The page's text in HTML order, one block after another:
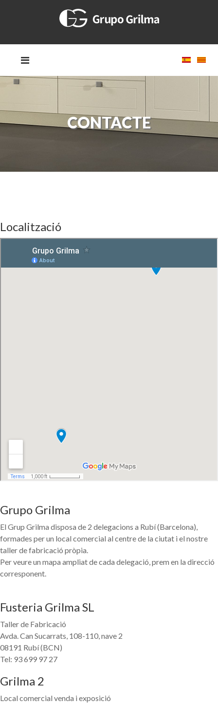
CONTACTE
Localització
Grupo Grilma
El Grup Grilma disposa de 2 delegacions a Rubí (Barcelona),
formades per un local comercial al centre de la ciutat i el nostre
taller de fabricació pròpia.
Per veure un mapa ampliat de cada delegació, prem en la direcció
corresponent.
Fusteria Grilma SL
Taller de Fabricació
Avda. Can Sucarrats, 108-110, nave 2
08191 Rubí (BCN)
Tel: 93 699 97 27
Grilma 2
Local comercial venda i exposició